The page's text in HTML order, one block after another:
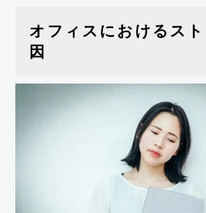
オフィスにおけるス
因